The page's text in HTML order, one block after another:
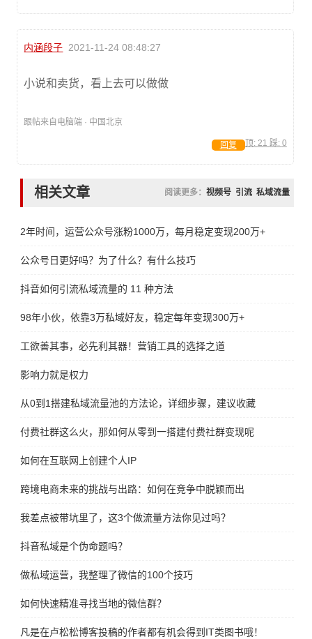
内涵段子 2021-11-24 08:48:27
小说和卖货，看上去可以做做
跟帖来自电脑端 · 中国北京
顶: 21 踩: 0
回复
相关文章 阅读更多： 视频号 引流 私域流量
2年时间，运营公众号涨粉1000万，每月稳定变现200万+
公众号日更好吗？为了什么？有什么技巧
抖音如何引流私域流量的 11 种方法
98年小伙，依靠3万私域好友，稳定每年变现300万+
工欲善其事，必先利其器！营销工具的选择之道
影响力就是权力
从0到1搭建私域流量池的方法论，详细步骤，建议收藏
付费社群这么火，那如何从零到一搭建付费社群变现呢
如何在互联网上创建个人IP
跨境电商未来的挑战与出路：如何在竞争中脱颖而出
我差点被带坑里了，这3个做流量方法你见过吗？
抖音私域是个伪命题吗？
做私域运营，我整理了微信的100个技巧
如何快速精准寻找当地的微信群？
凡是在卢松松博客投稿的作者都有机会得到IT类图书哦！